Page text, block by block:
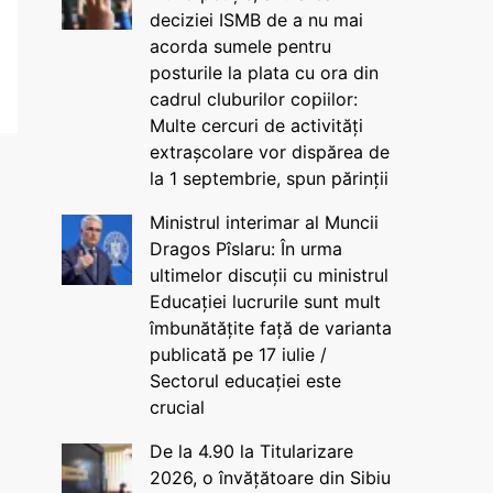
deciziei ISMB de a nu mai
acorda sumele pentru
posturile la plata cu ora din
cadrul cluburilor copiilor:
Multe cercuri de activități
extrașcolare vor dispărea de
la 1 septembrie, spun părinții
Ministrul interimar al Muncii
Dragos Pîslaru: În urma
ultimelor discuții cu ministrul
Educației lucrurile sunt mult
îmbunătățite față de varianta
publicată pe 17 iulie /
Sectorul educației este
crucial
De la 4.90 la Titularizare
2026, o învățătoare din Sibiu